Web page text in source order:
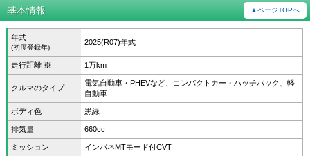
基本情報 ▲ページTOPへ
年式
(初度登録年)
2025(R07)年式
走行距離 ※ 1万km
クルマのタイプ
電気自動車・PHEVなど、コンパクトカー・ハッチバック、軽
自動車
ボディ色 黒緑
排気量 660cc
ミッション インパネMTモード付CVT